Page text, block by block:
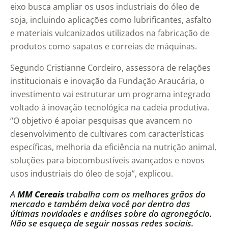
eixo busca ampliar os usos industriais do óleo de
soja, incluindo aplicações como lubrificantes, asfalto
e materiais vulcanizados utilizados na fabricação de
produtos como sapatos e correias de máquinas.
Segundo Cristianne Cordeiro, assessora de relações
institucionais e inovação da Fundação Araucária, o
investimento vai estruturar um programa integrado
voltado à inovação tecnológica na cadeia produtiva.
“O objetivo é apoiar pesquisas que avancem no
desenvolvimento de cultivares com características
específicas, melhoria da eficiência na nutrição animal,
soluções para biocombustíveis avançados e novos
usos industriais do óleo de soja”, explicou.
A MM Cereais trabalha com os melhores grãos do
mercado e também deixa você por dentro das
últimas novidades e análises sobre do agronegócio.
Não se esqueça de seguir nossas redes sociais.